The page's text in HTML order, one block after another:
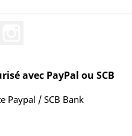
avec PayPal ou SCB
Paypal / SCB Bank